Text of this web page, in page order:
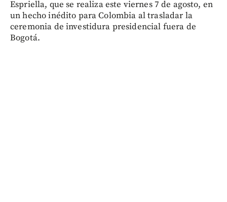
Espriella, que se realiza este viernes 7 de agosto, en
un hecho inédito para Colombia al trasladar la
ceremonia de investidura presidencial fuera de
Bogotá.